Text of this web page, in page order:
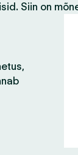
Siin on